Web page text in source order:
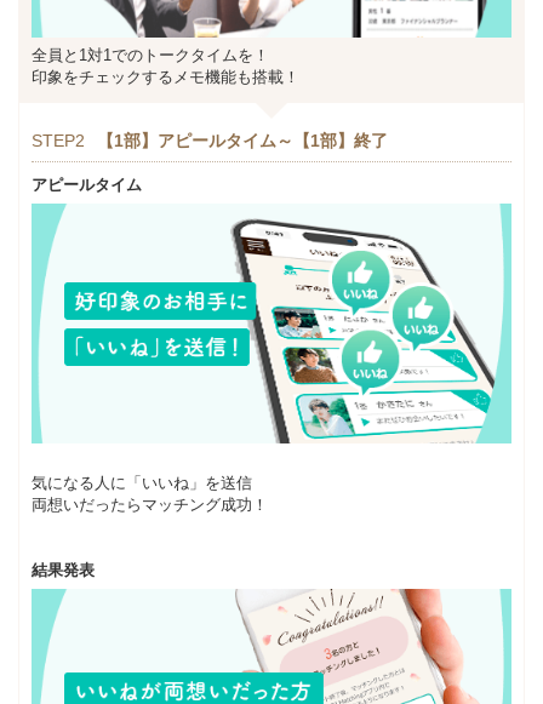
全員と1対1でのトークタイムを！
印象をチェックするメモ機能も搭載！
STEP2 【1部】アピールタイム～【1部】終了
アピールタイム
気になる人に「いいね」を送信
両想いだったらマッチング成功！
結果発表